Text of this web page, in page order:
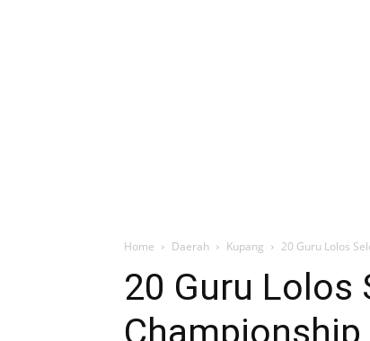
Home Daerah Kupang 20 Guru Lolos
20 Guru Lolos